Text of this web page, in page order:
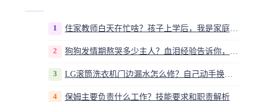
1 住家教师白天在忙啥？孩子上学后，我是家庭运营官
2
3 LG滚筒洗衣机门边漏水怎么修？自己动手换密封圈教程视频
4 保姆主要负责什么工作？技能要求和职责解析